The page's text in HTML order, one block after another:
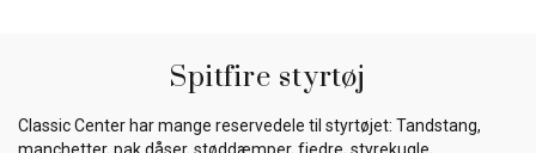
Spitfire styrtøj
Classic Center har mange reservedele til styrtøjet: Tandstang,